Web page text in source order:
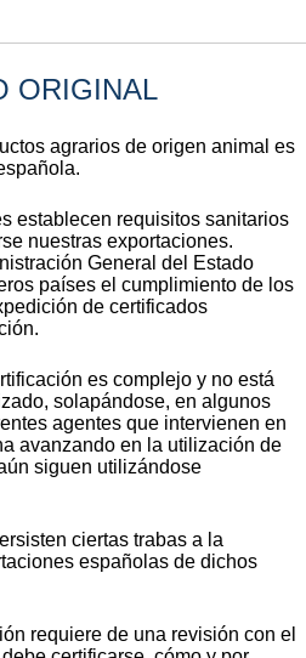
ORIGINAL
agrarios de origen animal es
establecen requisitos sanitarios
nuestras exportaciones.
General del Estado
países el cumplimiento de los
de certificados
es complejo y no está
solapándose, en algunos
agentes que intervienen en
avanzando en la utilización de
siguen utilizándose
ciertas trabas a la
españolas de dichos
requiere de una revisión con el